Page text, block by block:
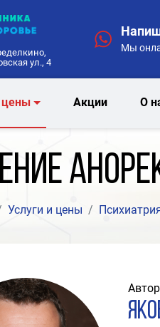
ул., 4
Мы
цены Акции О
Услуги и цены